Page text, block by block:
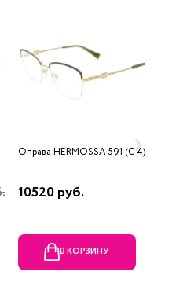
Оправа HERMOSSA 591 (C 4)
10520 руб.
В КОРЗИНУ